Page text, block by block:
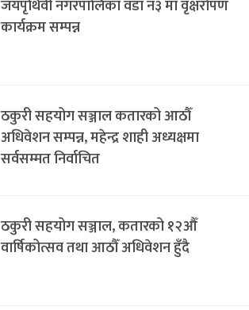
जयपृथिवी नगरपालिका वडा न३ मा वृक्षरोपण
कार्यक्रम सम्पन्न
ठकुरी सहयोग सञ्जाल कतारको आठौँ
अधिवेशन सम्पन्न, महेन्द्र शाही अध्यक्षमा
सर्वसम्मत निर्वाचित
ठकुरी सहयोग सञ्जाल, कतारको १२औँ
वार्षिकोत्सव तथा आठौँ अधिवेशन हुँदै